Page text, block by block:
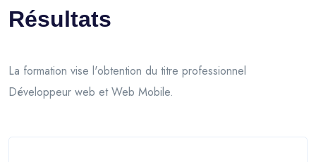
Résultats
La formation vise l'obtention du titre professionnel
Développeur web et Web Mobile.